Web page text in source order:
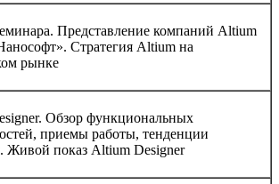
Представление компаний Altium
Стратегия Altium на
рынке
Обзор функциональных
приемы работы, тенденции
Живой показ Altium Designer